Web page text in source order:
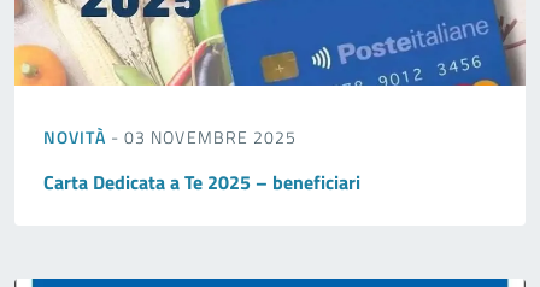
NOVITÀ - 03 NOVEMBRE 2025
Carta Dedicata a Te 2025 – beneficiari